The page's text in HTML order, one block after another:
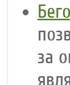
за